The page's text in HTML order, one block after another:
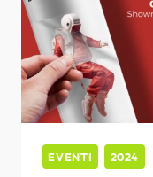
EVENTI 2024